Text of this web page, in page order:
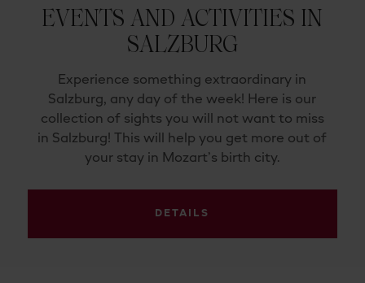
EVENTS AND ACTIVITIES IN
SALZBURG
Experience something extraordinary in
Salzburg, any day of the week! Here is our
collection of sights you will not want to miss
in Salzburg! This will help you get more out of
your stay in Mozart’s birth city.
DETAILS